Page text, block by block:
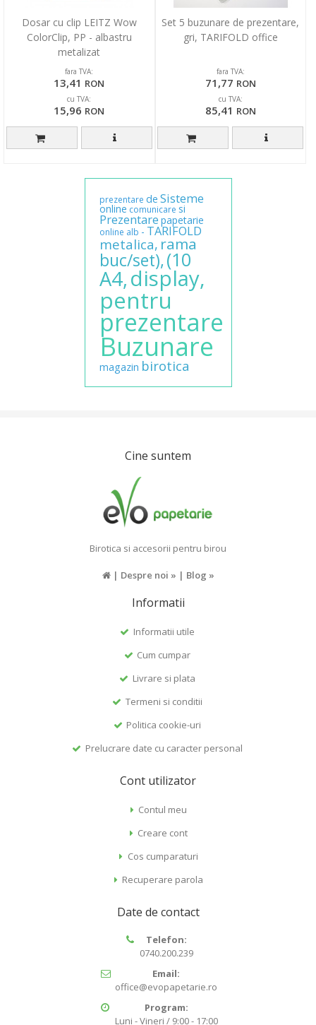
Dosar cu clip LEITZ Wow
ColorClip, PP - albastru
metalizat
fara TVA:
13,41 RON
cu TVA:
15,96 RON
Set 5 buzunare de prezentare,
gri, TARIFOLD office
fara TVA:
71,77 RON
cu TVA:
85,41 RON
prezentare de Sisteme
online comunicare si
Prezentare papetarie
online alb - TARIFOLD
metalica, rama
buc/set),(10
A4,display,
pentru
prezentare
Buzunare
magazin birotica
Cine suntem
Birotica si accesorii pentru birou
| Despre noi » | Blog »
Informatii
Informatii utile
Cum cumpar
Livrare si plata
Termeni si conditii
Politica cookie-uri
Prelucrare date cu caracter personal
Cont utilizator
Contul meu
Creare cont
Cos cumparaturi
Recuperare parola
Date de contact
Telefon:
0740.200.239
Email:
office@evopapetarie.ro
Program:
Luni - Vineri / 9:00 - 17:00